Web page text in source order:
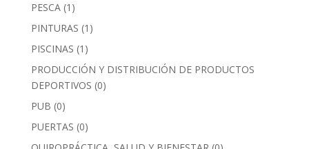
PESCA(1)
PINTURAS (1)
PISCINAS (1)
PRODUCCIÓN Y DISTRIBUCIÓN DE PRODUCTOS
DEPORTIVOS (0)
PUB (0)
PUERTAS (0)